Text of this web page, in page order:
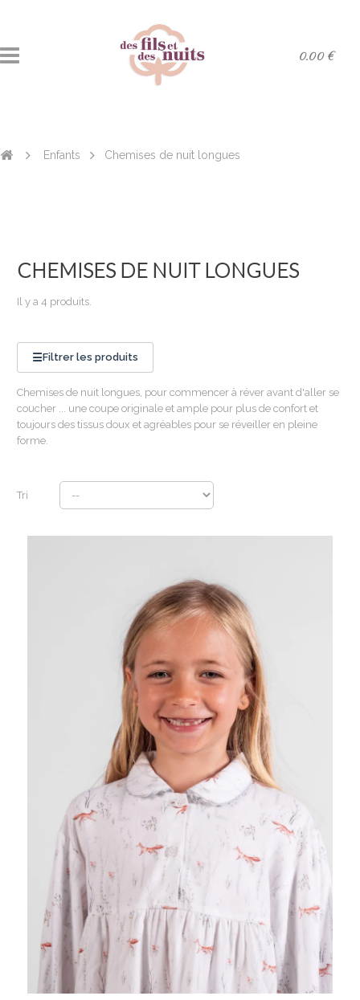
0.00 €
­Enfants Chemises de nuit longues
CHEMISES DE NUIT LONGUES
Il y a 4 produits.
☰Filtrer les produits
Chemises de nuit longues, pour commencer à réver avant d'aller se
coucher ... une coupe originale et ample pour plus de confort et
toujours des tissus doux et agréables pour se réveiller en pleine
forme.
Tri